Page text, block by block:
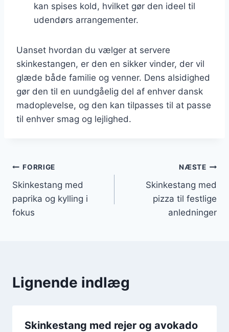
kan spises kold, hvilket gør den ideel til
udendørs arrangementer.
Uanset hvordan du vælger at servere
skinkestangen, er den en sikker vinder, der vil
glæde både familie og venner. Dens alsidighed
gør den til en uundgåelig del af enhver dansk
madoplevelse, og den kan tilpasses til at passe
til enhver smag og lejlighed.
Indlægsnavigation
FORRIGE
Skinkestang med
paprika og kylling i
fokus
NÆSTE
Skinkestang med
pizza til festlige
anledninger
Lignende indlæg
Skinkestang med rejer og avokado